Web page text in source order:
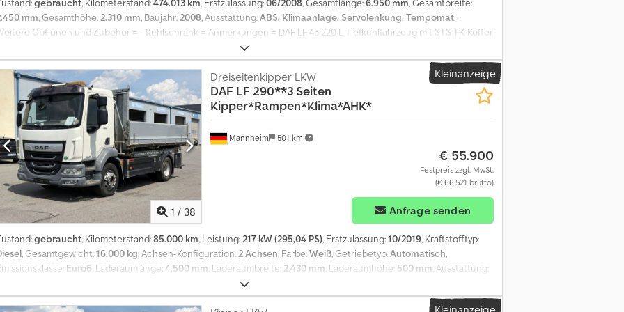
gebraucht, Kilometerstand:474.013 km, Erstzulassung:06/2008, Gesamtlänge:6.950 mm, Gesamtbreite:
mm, Gesamthöhe:2.310 mm, Baujahr:2008, Ausstattung:ABS, Klimaanlage, Servolenkung, Tempomat, =
Optionen und Zubehör = - Kühlschrank = Anmerkungen = DAF LF 45 220 L Tiefkühlfahrzeug mit STS TK-Koffer
und Thermoking TS 500 e KüMa 6-Zylinder Motor, 220 PS! 12 - Tonner Klima Tempomat Motorbremse 6- Gang
Multifunktionslenkrad VDO Radio/CD-Spieler HA luftgefedert Reifengröße: 245/70 R17,5 Reifenprofil ca.
8-10 mm Leergewicht: 6.990 kg Nutzlast: 5.000 kg! Radstand: 4.900 mm Aufbau: STS Tiefkühlkoffer Innenmaße: 6.950 x
x 2.310 mm (L x B x H) Thermoking TS 500e Kühlmaschine (Diesel / Elektro -380 V) BÄR- Ladebordwand / stehend
Typ BC 1500S2-K2 - deutscher LKW! Dcedpfx Abswmn N Ts Sek - sehr gepflegter Zustand! - hohe Nutzlast! - HU/AU
SP auf Wunsch gegen Aufpreis möglich Irrtürmer und Zwischenverkauf vorbehaltlich = Weitere Informationen =
6.700 cc Schäden: keines
Kleinanzeige
1 / 38
Mannheim 501 km
Dreiseitenkipper LKW
DAF LF 290**3 Seiten
Kipper*Rampen*Klima*AHK*
€ 55.900
Festpreis zzgl. MwSt.
(€ 66.521 brutto)
Anfrage senden
gebraucht, Kilometerstand:85.000 km, Leistung:217 kW (295,04 PS), Erstzulassung:10/2019, Kraftstofftyp:
, Gesamtgewicht:16.000 kg, Achsen-Konfiguration:2 Achsen, Farbe:Weiß, Getriebetyp:Automatisch,
Euro6, Laderaumlänge:4.500 mm, Laderaumbreite: 2.430 mm, Laderaumhöhe: 500 mm, Ausstattung:
ABS, Elektronisches Stabilitätsprogramm (ESP), Klimaanlage
an den zuständigen Ansprechpartner in Ihrer Sprache) 2 Achsen (4x2) * kleines Haus * Euro 6 *